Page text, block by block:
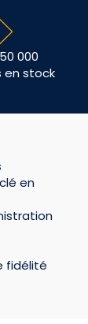
000
en stock
en
fidélité